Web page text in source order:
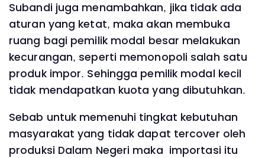
Subandi juga menambahkan, jika tidak ada
aturan yang ketat, maka akan membuka
ruang bagi pemilik modal besar melakukan
kecurangan, seperti memonopoli salah satu
produk impor. Sehingga pemilik modal kecil
tidak mendapatkan kuota yang dibutuhkan.
Sebab untuk memenuhi tingkat kebutuhan
masyarakat yang tidak dapat tercover oleh
produksi Dalam Negeri maka importasi itu